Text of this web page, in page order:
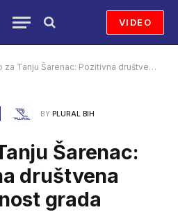
VIDEO
Tanju Šarenac: Pozitivna društvena vrijednost grada
BY PLURAL BIH
Šarenac:
društvena
grada